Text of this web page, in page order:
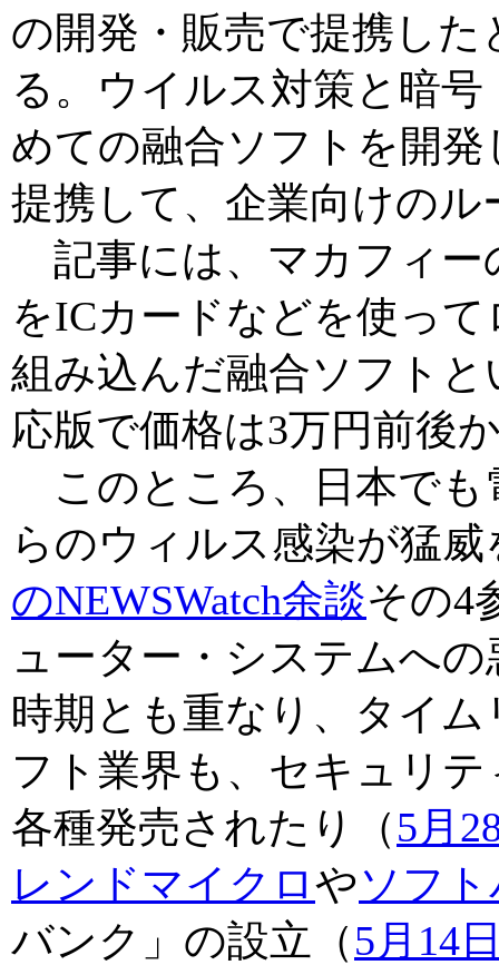
の開発・販売で提携し
る。ウイルス対策と暗
めての融合ソフトを開発
提携して、企業向けの
記事には、マカフィー
をICカードなどを使っ
組み込んだ融合ソフトと
応版で価格は3万円前後
このところ、日本でも
らのウィルス感染が猛
のNEWSWatch余談その4
ューター・システムへ
時期とも重なり、タイ
フト業界も、セキュリ
各種発売されたり（5月
レンドマイクロやソフ
バンク」の設立（5月14